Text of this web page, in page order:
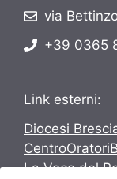
via
+39 0365
Link esterni:
Diocesi
La Voce del